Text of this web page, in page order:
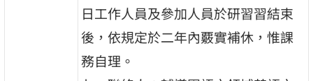
日工作人員及參加人員於研習習結束
後，依規定於二年內覈實補休，惟課
務自理。